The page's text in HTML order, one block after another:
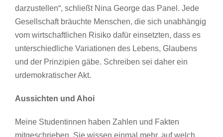
darzustellen“, schließt Nina George das Panel. Jede
Gesellschaft bräuchte Menschen, die sich unabhängig
vom wirtschaftlichen Risiko dafür einsetzten, dass es
unterschiedliche Variationen des Lebens, Glaubens
und der Prinzipien gäbe. Schreiben sei daher ein
urdemokratischer Akt.
Aussichten und Ahoi
Meine Studentinnen haben Zahlen und Fakten
mitgeschrieben. Sie wissen einmal mehr, auf welch